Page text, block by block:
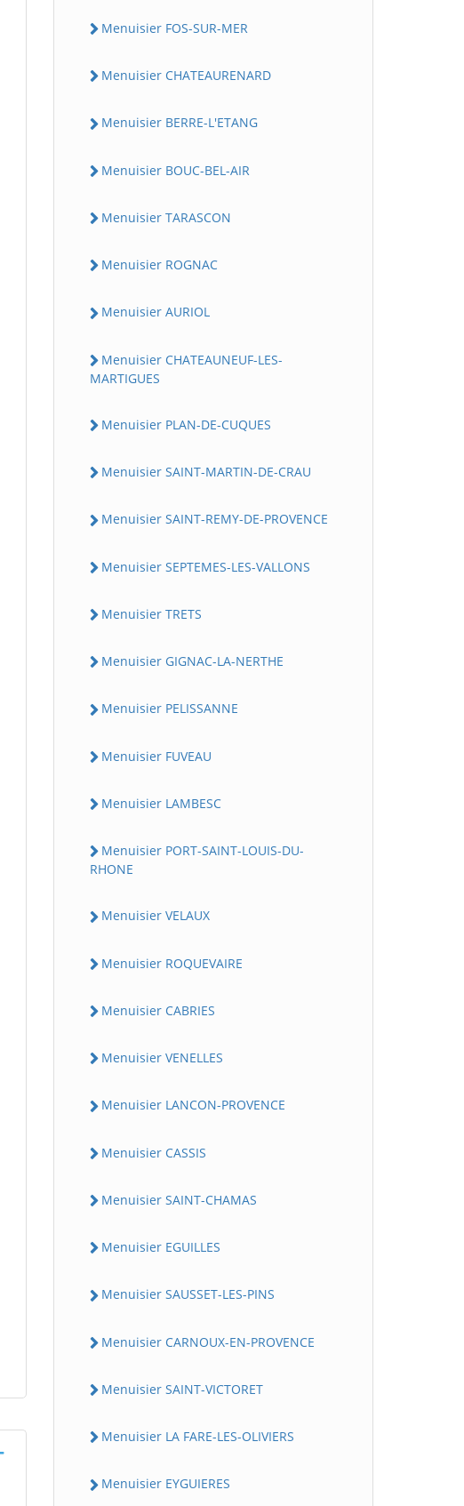
Menuisier FOS-SUR-MER
Menuisier CHATEAURENARD
Menuisier BERRE-L'ETANG
Menuisier BOUC-BEL-AIR
Menuisier TARASCON
Menuisier ROGNAC
Menuisier AURIOL
Menuisier CHATEAUNEUF-LES-
MARTIGUES
Menuisier PLAN-DE-CUQUES
Menuisier SAINT-MARTIN-DE-CRAU
Menuisier SAINT-REMY-DE-PROVENCE
Menuisier SEPTEMES-LES-VALLONS
Menuisier TRETS
Menuisier GIGNAC-LA-NERTHE
Menuisier PELISSANNE
Menuisier FUVEAU
Menuisier LAMBESC
Menuisier PORT-SAINT-LOUIS-DU-
RHONE
Menuisier VELAUX
Menuisier ROQUEVAIRE
Menuisier CABRIES
Menuisier VENELLES
Menuisier LANCON-PROVENCE
Menuisier CASSIS
Menuisier SAINT-CHAMAS
Menuisier EGUILLES
Menuisier SAUSSET-LES-PINS
Menuisier CARNOUX-EN-PROVENCE
Menuisier SAINT-VICTORET
Menuisier LA FARE-LES-OLIVIERS
Menuisier EYGUIERES